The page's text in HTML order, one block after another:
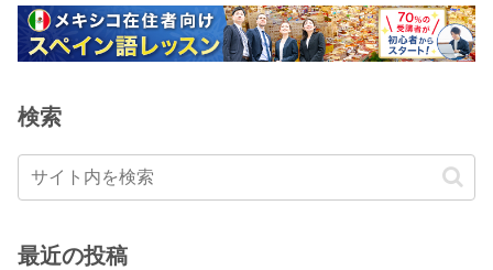
検索
最近の投稿